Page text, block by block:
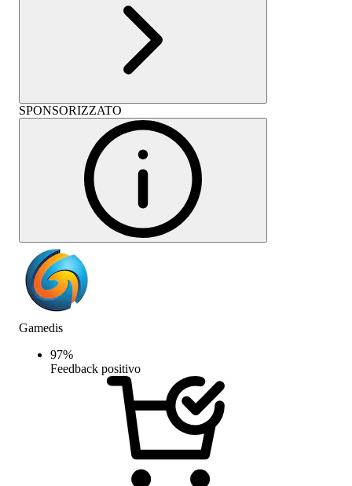
SPONSORIZZATO
Gamedis
97%
Feedback positivo